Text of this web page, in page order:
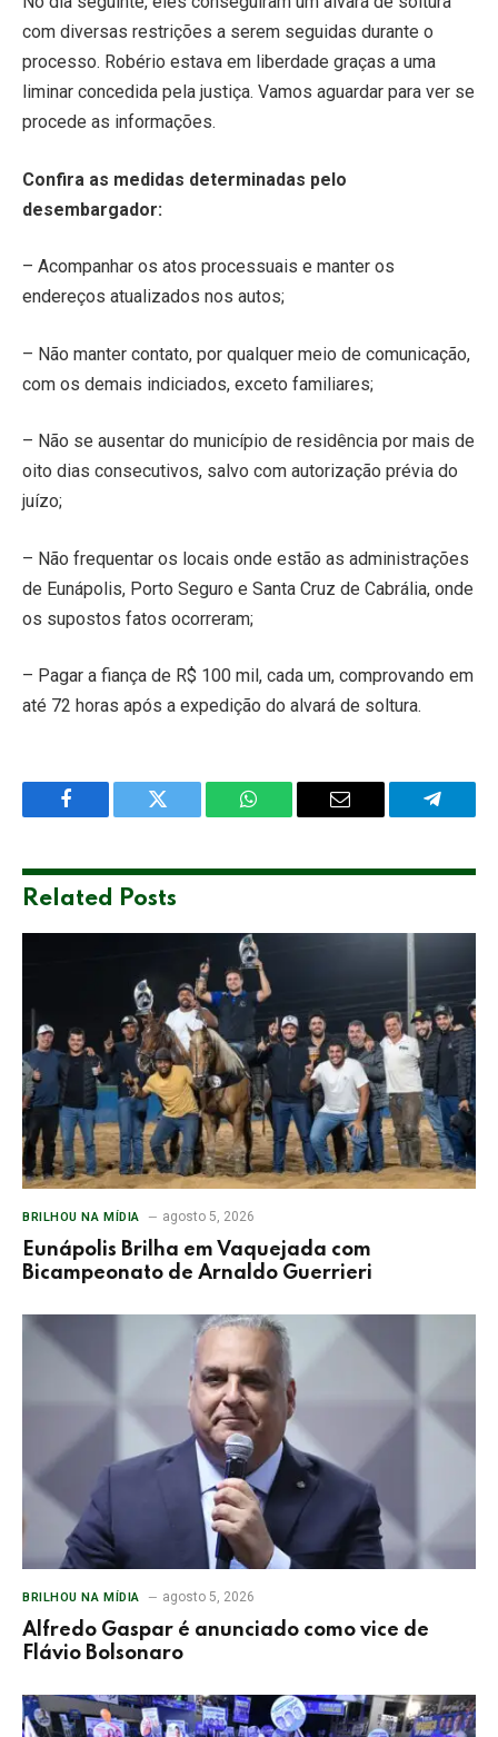
com diversas restrições a serem seguidas durante o
processo. Robério estava em liberdade graças a uma
liminar concedida pela justiça. Vamos aguardar para ver se
procede as informações.
Confira as medidas determinadas pelo
desembargador:
– Acompanhar os atos processuais e manter os
endereços atualizados nos autos;
– Não manter contato, por qualquer meio de comunicação,
com os demais indiciados, exceto familiares;
– Não se ausentar do município de residência por mais de
oito dias consecutivos, salvo com autorização prévia do
juízo;
– Não frequentar os locais onde estão as administrações
de Eunápolis, Porto Seguro e Santa Cruz de Cabrália, onde
os supostos fatos ocorreram;
– Pagar a fiança de R$ 100 mil, cada um, comprovando em
até 72 horas após a expedição do alvará de soltura.
Facebook Twitter WhatsApp Email
Related Posts
BRILHOU NA MÍDIA agosto 5, 2026
Eunápolis Brilha em Vaquejada com
Bicampeonato de Arnaldo Guerrieri
BRILHOU NA MÍDIA agosto 5, 2026
Alfredo Gaspar é anunciado como vice de
Flávio Bolsonaro